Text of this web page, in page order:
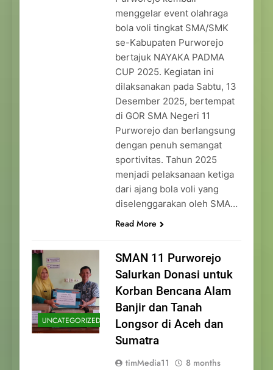
menggelar event olahraga
bola voli tingkat SMA/SMK
se-Kabupaten Purworejo
bertajuk NAYAKA PADMA
CUP 2025. Kegiatan ini
dilaksanakan pada Sabtu, 13
Desember 2025, bertempat
di GOR SMA Negeri 11
Purworejo dan berlangsung
dengan penuh semangat
sportivitas. Tahun 2025
menjadi pelaksanaan ketiga
dari ajang bola voli yang
diselenggarakan oleh SMA…
Read More
UNCATEGORIZED
SMAN 11 Purworejo
Salurkan Donasi untuk
Korban Bencana Alam
Banjir dan Tanah
Longsor di Aceh dan
Sumatra
timMedia11
8 months